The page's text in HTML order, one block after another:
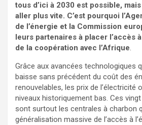
tous d’ici à 2030 est possible,
aller plus vite. C’est pourquoi
de l’énergie et la Commission
leurs partenaires à placer l’accès
de la coopération avec l’Afrique.
Grâce aux avancées technologiques
baisse sans précédent du coût des
renouvelables, les prix de l’électricité
niveaux historiquement bas. Ces
sont surtout les centrales à charbon
généralisation massive de l’accès à